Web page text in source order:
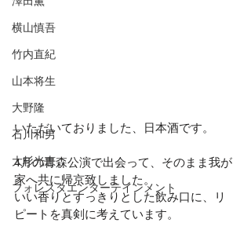
横山慎吾
竹内直紀
山本将生
大野隆
石川和男
大杉光恵
フォレスタエンターテインメント
いただいておりました、日本酒です。
4月の青森公演で出会って、そのまま我が
家へ共に帰京致しました。
いい香りとすっきりとした飲み口に、リ
ピートを真剣に考えています。